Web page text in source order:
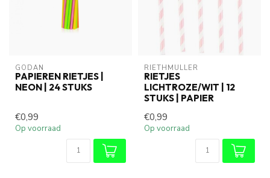
GODAN
PAPIEREN RIETJES |
NEON | 24 STUKS
€0,99
Op voorraad
RIETHMÜLLER
RIETJES
LICHTROZE/WIT | 12
STUKS | PAPIER
€0,99
Op voorraad